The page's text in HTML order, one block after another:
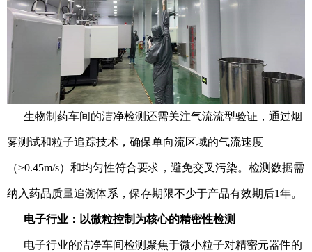
生物制药车间的洁净检测还需关注气流流型验证，通过烟
雾测试和粒子追踪技术，确保单向流区域的气流速度
（≥0.45m/s）和均匀性符合要求，避免交叉污染。检测数据需
纳入药品质量追溯体系，保存期限不少于产品有效期后1年。
电子行业：以微粒控制为核心的精密性检测
电子行业的洁净车间检测聚焦于微小粒子对精密元器件的